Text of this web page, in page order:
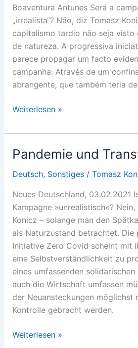
Boaventura Antunes Será a
„irrealista“? Não, diz Tomasz
capitalismo tardio não seja visto
de natureza. A progressiva
parece propagar um facto
campanha: Através de um
abrangente, que também teria
PANDEMIA
TRANSFORMAÇÃO
Weiterlesen »
Pandemie und
Deutsch, Sonstiges/ Tomasz
Neues Deutschland, 03.02.2021
Kampagne »unrealistisch«?
Konicz – solange man den
als Naturzustand betrachtet. Die
Initiative Zero Covid scheint mit
eine Selbstverständlichkeit zu
eines umfassenden
auch die Wirtschaft umfassen
der Neuansteckungen möglichst
Kontrolle gebracht werden.
Pandemie
Weiterlesen »